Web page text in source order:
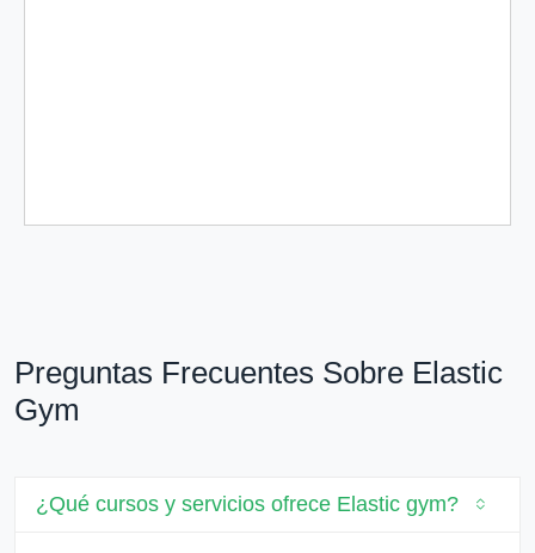
Preguntas Frecuentes Sobre Elastic
Gym
¿Qué cursos y servicios ofrece Elastic gym?